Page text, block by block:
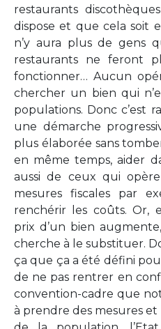
restaurants
dispose et que cela soit
n’y aura plus de gens
restaurants ne feront
fonctionner… Aucun
chercher un bien qui
populations. Donc c’est
une démarche
plus élaborée sans
en même temps, aider
aussi de ceux qui
mesures fiscales par
renchérir les coûts. Or,
prix d’un bien
cherche à le substituer.
ça que ça a été défini
de ne pas rentrer en
convention-cadre que
à prendre des mesures et